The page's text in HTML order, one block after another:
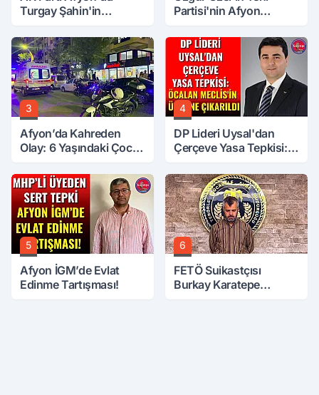
Turgay Şahin'in
Partisi'nin Afyon
3
Afyon’da Kahreden
Olay: 6 Yaşındaki Çocuk
4
DP Lideri Uysal'dan
Çerçeve Yasa Tepkisi:
Üzerine Çıkarıldı
5
Afyon İGM’de Evlat
Edinme Tartışması!
6
FETÖ Suikastçısı
Burkay Karatepe